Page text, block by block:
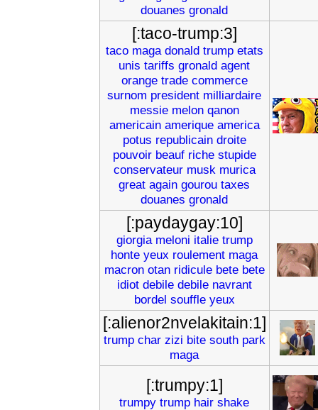
douanes gronald
[:taco-trump:3]
taco maga donald trump etats
unis tariffs gronald agent
orange trade commerce
surnom president milliardaire
messie melon qanon
americain amerique america
potus republicain droite
pouvoir beauf riche stupide
conservateur musk murica
great again gourou taxes
douanes gronald
[:paydaygay:10]
giorgia meloni italie trump
honte yeux roulement maga
macron otan ridicule bete bete
idiot debile debile navrant
bordel souffle yeux
[:alienor2nvelakitain:1]
trump char zizi bite south park
maga
[:trumpy:1]
trumpy trump hair shake